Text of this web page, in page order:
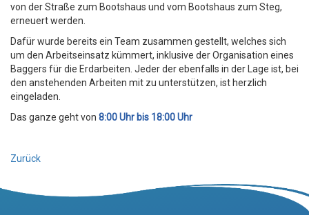
von der Straße zum Bootshaus und vom Bootshaus zum Steg,
erneuert werden.
Dafür wurde bereits ein Team zusammen gestellt, welches sich
um den Arbeitseinsatz kümmert, inklusive der Organisation eines
Baggers für die Erdarbeiten. Jeder der ebenfalls in der Lage ist, bei
den anstehenden Arbeiten mit zu unterstützen, ist herzlich
eingeladen.
Das ganze geht von 8:00 Uhr bis 18:00 Uhr
Zurück